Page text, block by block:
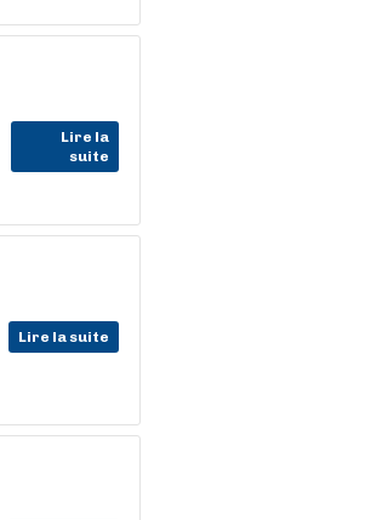
Lire la
suite
Lire la suite